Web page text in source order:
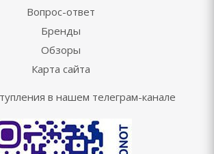
Вопрос-ответ
Бренды
Обзоры
Карта сайта
в нашем телеграм-канале